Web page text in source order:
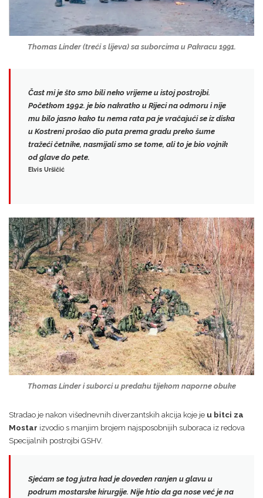
Thomas Linder(treći s lijeva)sa suborcima u Pakracu 1991.
Čast mi je što smo bili neko vrijeme u istoj postrojbi.
Početkom 1992. je bio nakratko u Rijeci na odmoru i nije
mu bilo jasno kako tu nema rata pa je vračajući se iz diska
u Kostreniprošao dio puta prema gradu preko šume
tražeći četnike, nasmijali smo se tome, ali to je bio vojnik
od glave do pete.
Elvis Uršičić
Thomas Linder i suborci u predahu tijekom naporne obuke
Stradao je nakon višednevnih diverzantskih akcija koje je u bitci za
Mostar izvodio s manjim brojem najsposobnijih suboraca iz redova
Specijalnih postrojbi GSHV.
Sjećam se tog jutra kad je doveden ranjen u glavu u
podrum mostarske kirurgije. Nije htio da ga nose već je na